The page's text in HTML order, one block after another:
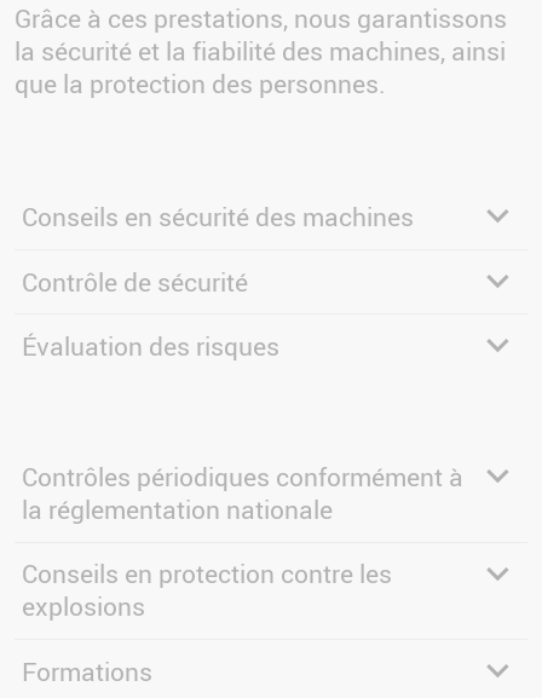
Grâce à ces prestations, nous garantissons
la sécurité et la fiabilité des machines, ainsi
que la protection des personnes.
Conseils en sécurité des machines
Contrôle de sécurité
Évaluation des risques
Contrôles périodiques conformément à
la réglementation nationale
Conseils en protection contre les
explosions
Formations